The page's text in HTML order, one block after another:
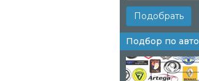
Подбор по авто